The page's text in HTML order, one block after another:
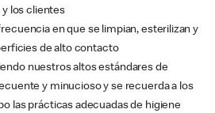
los clientes
en que se limpian, esterilizan y
de alto contacto
nuestros altos estándares de
y minucioso y se recuerda a los
las prácticas adecuadas de higiene